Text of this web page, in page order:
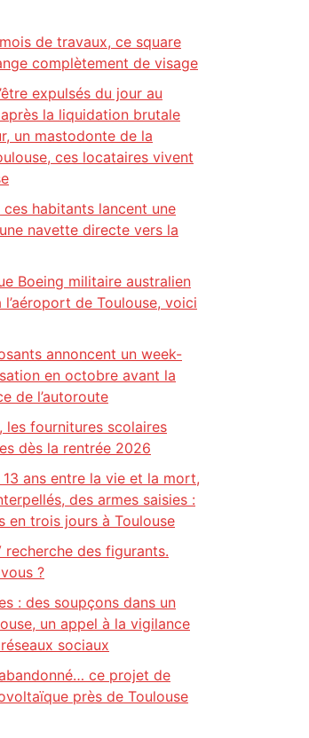
de travaux, ce square
complètement de visage
expulsés du jour au
la liquidation brutale
un mastodonte de la
ces locataires vivent
habitants lancent une
navette directe vers la
Boeing militaire australien
de Toulouse, voici
annoncent un week-
en octobre avant la
de l’autoroute
les fournitures scolaires
dès la rentrée 2026
ans entre la vie et la mort,
des armes saisies :
en trois jours à Toulouse
recherche des figurants.
?
: des soupçons dans un
un appel à la vigilance
sociaux
ce projet de
près de Toulouse